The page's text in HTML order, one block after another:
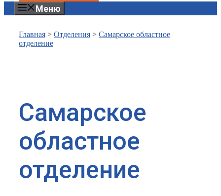
Меню
Главная > Отделения > Самарское областное
отделение
Самарское
областное
отделение